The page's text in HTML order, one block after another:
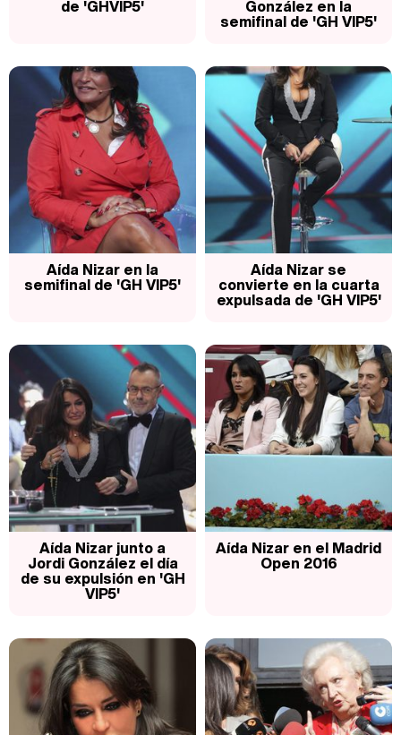
de 'GHVIP5' González en la
semifinal de 'GH VIP5'
Aída Nizar en la
semifinal de 'GH VIP5'
Aída Nizar se
convierte en la cuarta
expulsada de 'GH VIP5'
Aída Nizar junto a
Jordi González el día
de su expulsión en 'GH
VIP5'
Aída Nizar en el Madrid
Open 2016